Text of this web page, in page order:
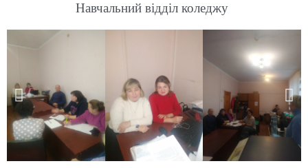
Навчальний відділ коледжу